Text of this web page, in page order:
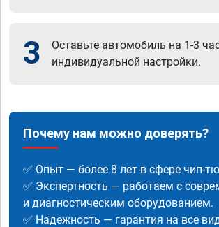
3
Оставьте автомобиль на 1-3
индивидуальной настройки.
Почему нам можно доверять?
✅ Опыт — более 8 лет в сфере чип-
✅ Экспертность — работаем с
и диагностическим оборудованием.
✅ Надежность — гарантия на все